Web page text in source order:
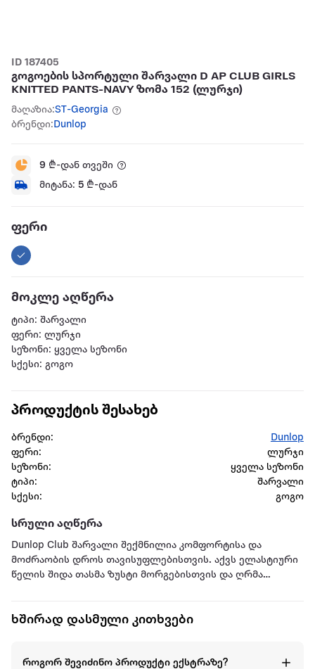
ID 187405
გოგოების სპორტული შარვალი D AP CLUB GIRLS
KNITTED PANTS-NAVY ზომა 152 (ლურჯი)
მაღაზია:ST-Georgia
ბრენდი:Dunlop
9 ₾-დან თვეში
მიტანა: 5 ₾-დან
ფერი
მოკლე აღწერა
ტიპი: შარვალი
ფერი: ლურჯი
სეზონი: ყველა სეზონი
სქესი: გოგო
პროდუქტის შესახებ
ბრენდი:
Dunlop
ფერი:
ლურჯი
სეზონი:
ყველა სეზონი
ტიპი:
შარვალი
სქესი:
გოგო
სრული აღწერა
Dunlop Club შარვალი შექმნილია კომფორტისა და
მოძრაობის დროს თავისუფლებისთვის. აქვს ელასტიური
წელის შიდა თასმა ზუსტი მორგებისთვის და ღრმა
ხშირად დასმული კითხვები
როგორ შევიძინო პროდუქტი ექსტრაზე?